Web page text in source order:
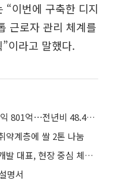
“이번에 구축한 디지
근로자 관리 체계를
이라고 말했다.
IPARK현대산업개발, 1분기 영업익 801억⋯전년비 48.4% 증가
약계층에 쌀 2톤 나눔
‘재무통’ 정경구 IPARK현대산업개발 대표, 현장 중심 체질 개선 속도
명서